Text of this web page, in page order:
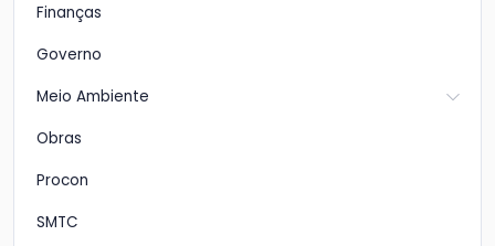
Finanças
Governo
Meio Ambiente
Obras
Procon
SMTC